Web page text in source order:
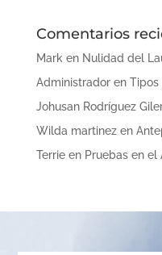
Comentarios
Mark en Nulidad del
Administradoren Tipos
Johusan Rodríguez
Wilda martinezen
Terrieen Pruebas en el